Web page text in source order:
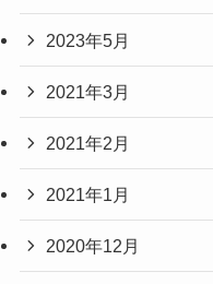
2023年5月
2021年3月
2021年2月
2021年1月
2020年12月